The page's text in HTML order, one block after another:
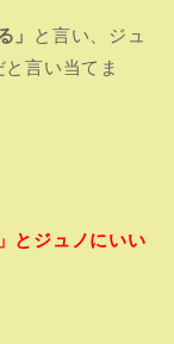
」
と言い、ジュ
言い当てま
とジュノにいい